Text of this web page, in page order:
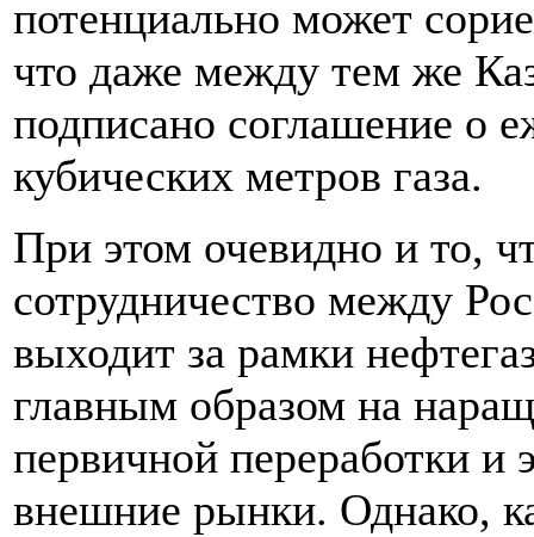
потенциально может
что даже между тем же
подписано соглашение о
кубических метров газа.
При этом очевидно и то,
сотрудничество между
выходит за рамки
главным образом на
первичной переработки и
внешние рынки. Однако,